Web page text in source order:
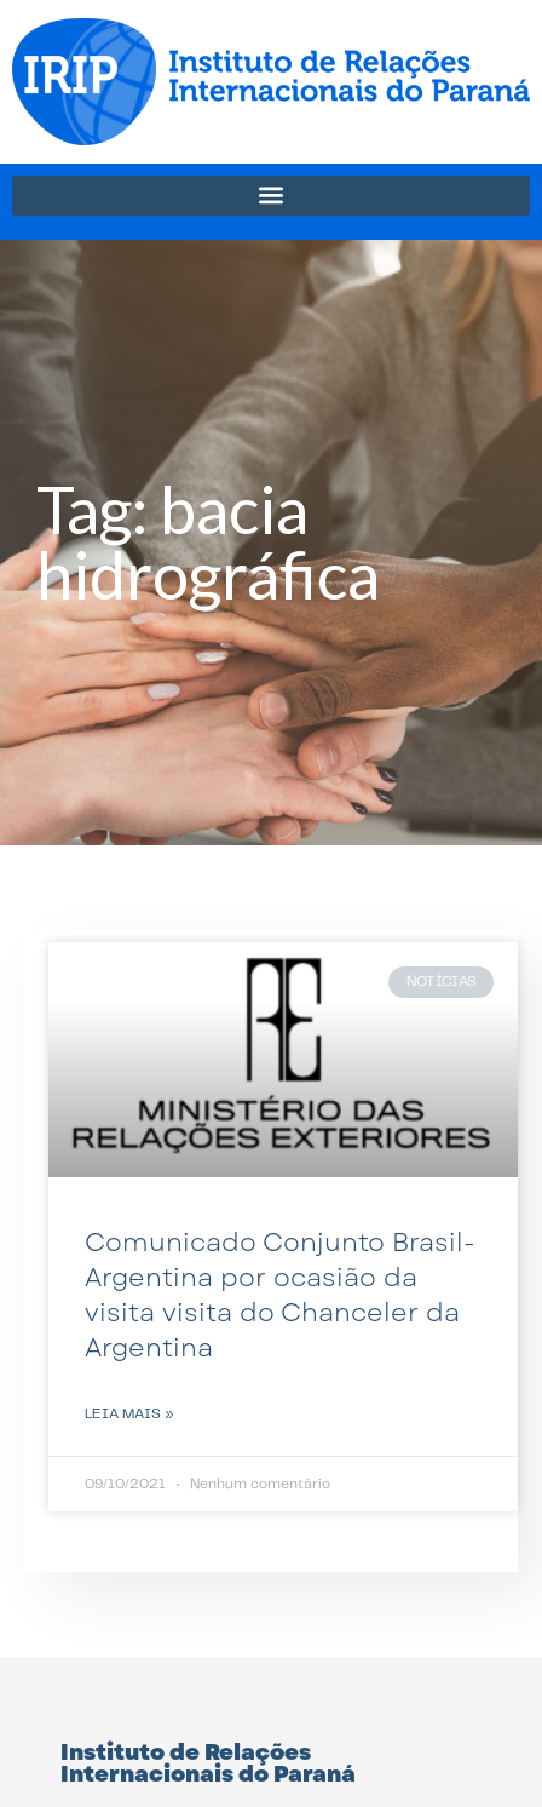
Tag: bacia
hidrográfica
NOTÍCIAS
Comunicado Conjunto Brasil-
Argentina por ocasião da
visita visita do Chanceler da
Argentina
LEIA MAIS »
09/10/2021 Nenhum comentário
Instituto de Relações
Internacionais do Paraná